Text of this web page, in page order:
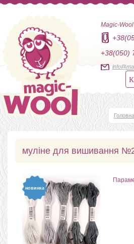
Magic-Wool
+38(050)
Головна
муліне для вишивання
новинка